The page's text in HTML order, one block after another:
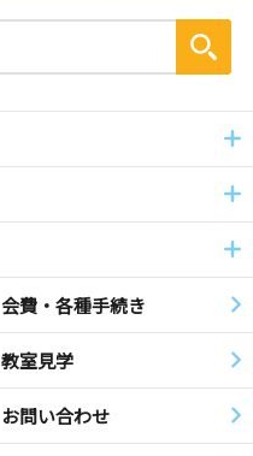
会費・各種手続き
教室見学
お問い合わせ